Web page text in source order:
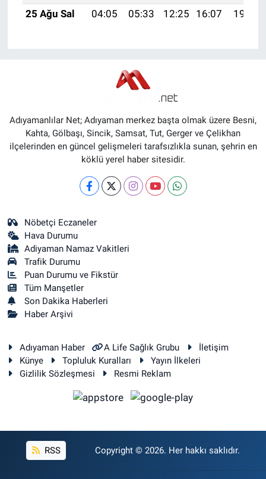
25 Ağu Sal
04:05 05:33 12:25 16:07 19:06
Adıyamanlılar Net; Adıyaman merkez başta olmak üzere Besni,
Kahta, Gölbaşı, Sincik, Samsat, Tut, Gerger ve Çelikhan
ilçelerinden en güncel gelişmeleri tarafsızlıkla sunan, şehrin en
köklü yerel haber sitesidir.
Nöbetçi Eczaneler
Hava Durumu
Adiyaman Namaz Vakitleri
Trafik Durumu
Puan Durumu ve Fikstür
Tüm Manşetler
Son Dakika Haberleri
Haber Arşivi
Adıyaman Haber A Life Sağlık Grubu
İletişim
Künye
Topluluk Kuralları
Yayın İlkeleri
Gizlilik Sözleşmesi
Resmi Reklam
RSS Copyright © 2026. Her hakkı saklıdır.